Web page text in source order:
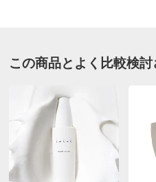
■色：フォレストグリーン
■素材：毛75・ナイロン23・
■前ボタン開き
■前2個ポケット付き
フォレストグリーン Ｓ－Ｍ
千葉県 60代以上女性
普段のサイズ : L 購入
色、着やすさ、そして一番
すべてクリアです。出産の
購入してしまった程、気に
ん私もとても気に入ってま
この商品とよく比較検